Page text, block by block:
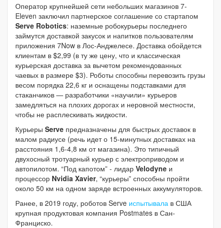
Оператор крупнейшей сети небольших магазинов 7-
Eleven заключил партнерское соглашение со стартапом
Serve Robotics: наземные робокурьеры последнего
займутся доставкой закусок и напитков пользователям
приложения 7Now в Лос-Анджелесе. Доставка обойдется
клиентам в $2,99 (в ту же цену, что и классическая
курьерская доставка за вычетом рекомендованных
чаевых в размере $3). Роботы способны перевозить грузы
весом порядка 22,6 кг и оснащены подставками для
стаканчиков — разработчики «научили» курьеров
замедляться на плохих дорогах и неровной местности,
чтобы не расплескивать жидкости.
Курьеры Serve предназначены для быстрых доставок в
малом радиусе (речь идет о 15-минутных доставках на
расстояния 1,6-4,8 км от магазина). Это типичный
двухосный тротуарный курьер с электроприводом и
автопилотом. “Под капотом” - лидар Velodyne и
процессор Nvidia Xavier, “курьеры” способны пройти
около 50 км на одном заряде встроенных аккумуляторов.
Ранее, в 2019 году, роботов Serve испытывала в США
крупная продуктовая компания Postmates в Сан-
Франциско.